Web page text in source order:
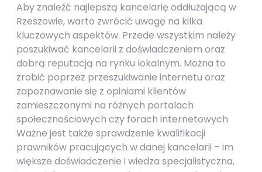
Aby znaleźć najlepszą kancelarię oddłużającą w
Rzeszowie, warto zwrócić uwagę na kilka
kluczowych aspektów. Przede wszystkim należy
poszukiwać kancelarii z doświadczeniem oraz
dobrą reputacją na rynku lokalnym. Można to
zrobić poprzez przeszukiwanie internetu oraz
zapoznawanie się z opiniami klientów
zamieszczonymi na różnych portalach
społecznościowych czy forach internetowych.
Ważne jest także sprawdzenie kwalifikacji
prawników pracujących w danej kancelarii – im
większe doświadczenie i wiedza specjalistyczna,